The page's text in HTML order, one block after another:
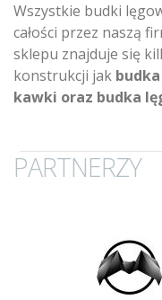
Wszystkie budki
całości przez naszą
sklepu znajduje się
konstrukcji jak
kawki oraz budka
PARTNERZY